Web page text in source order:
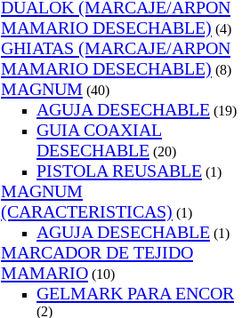
DUALOK (MARCAJE/ARPON
MAMARIO DESECHABLE) (4)
GHIATAS (MARCAJE/ARPON
MAMARIO DESECHABLE) (8)
MAGNUM (40)
AGUJA DESECHABLE (19)
GUIA COAXIAL
DESECHABLE (20)
PISTOLA REUSABLE (1)
MAGNUM
(CARACTERISTICAS) (1)
AGUJA DESECHABLE (1)
MARCADOR DE TEJIDO
MAMARIO (10)
GELMARK PARA ENCOR
(2)